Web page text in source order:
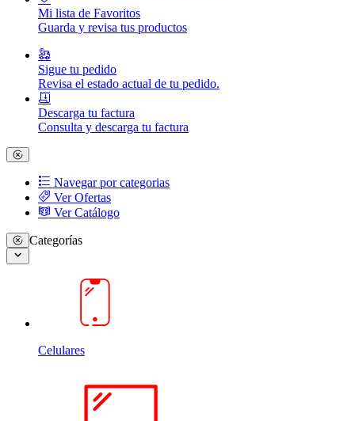
Mi lista de Favoritos
Guarda y revisa tus productos
Sigue tu pedido
Revisa el estado actual de tu pedido.
Descarga tu factura
Consulta y descarga tu factura
Navegar por categorias
Ver Ofertas
Ver Catálogo
Categorías
Celulares